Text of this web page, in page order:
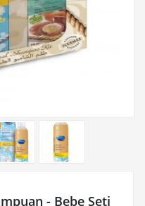
- Bebe Seti